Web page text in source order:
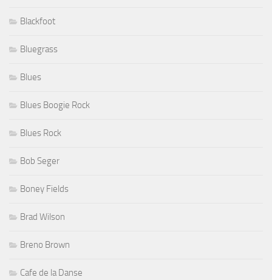
Blackfoot
Bluegrass
Blues
Blues Boogie Rock
Blues Rock
Bob Seger
Boney Fields
Brad Wilson
Breno Brown
Cafe de la Danse